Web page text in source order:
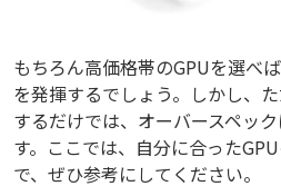
もちろん高価格帯のGPUを選べ
を発揮するでしょう。しかし、
するだけでは、オーバースペッ
す。ここでは、自分に合った
で、ぜひ参考にしてください。